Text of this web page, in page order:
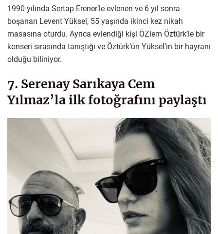
1990 yılında Sertap Erener’le evlenen ve 6 yıl sonra
boşanan Levent Yüksel, 55 yaşında ikinci kez nikah
masasına oturdu. Ayrıca evlendiği kişi ÖZlem Öztürk’le bir
konseri sırasında tanıştığı ve Öztürk’ün Yüksel’in bir hayranı
olduğu biliniyor.
7. Serenay Sarıkaya Cem
Yılmaz’la ilk fotoğrafını paylaştı